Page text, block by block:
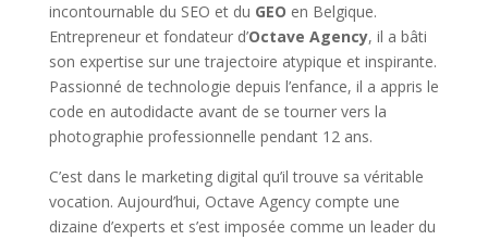
incontournable du SEO et du GEO en Belgique.
Entrepreneur et fondateur d’Octave Agency, il a bâti
son expertise sur une trajectoire atypique et inspirante.
Passionné de technologie depuis l’enfance, il a appris le
code en autodidacte avant de se tourner vers la
photographie professionnelle pendant 12 ans.
C’est dans le marketing digital qu’il trouve sa véritable
vocation. Aujourd’hui, Octave Agency compte une
dizaine d’experts et s’est imposée comme un leader du